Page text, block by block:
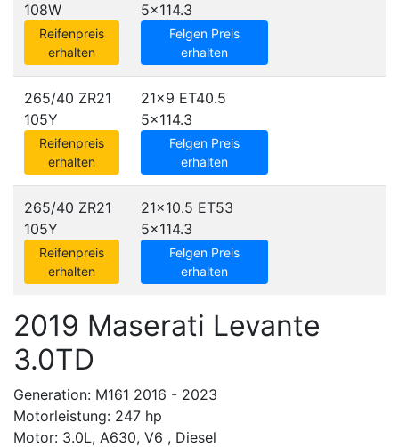
108W
Reifenpreis
erhalten
5x114.3
Felgen Preis
erhalten
265/40 ZR21
105Y
Reifenpreis
erhalten
21x9 ET40.5
5x114.3
Felgen Preis
erhalten
265/40 ZR21
105Y
Reifenpreis
erhalten
21x10.5 ET53
5x114.3
Felgen Preis
erhalten
2019 Maserati Levante
3.0TD
Generation: M161 2016 - 2023
Motorleistung: 247 hp
Motor: 3.0L, A630, V6 , Diesel